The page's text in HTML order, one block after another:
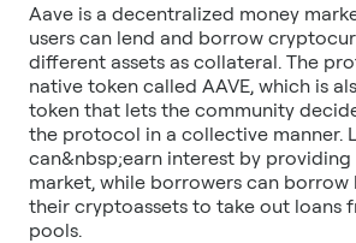
Aave is a decentralized money
users can lend and borrow
different assets as collateral. The
native token called AAVE, which is
token that lets the community
the protocol in a collective manner.
can&nbsp;earn interest by
market, while borrowers can
their cryptoassets to take out loans
pools.